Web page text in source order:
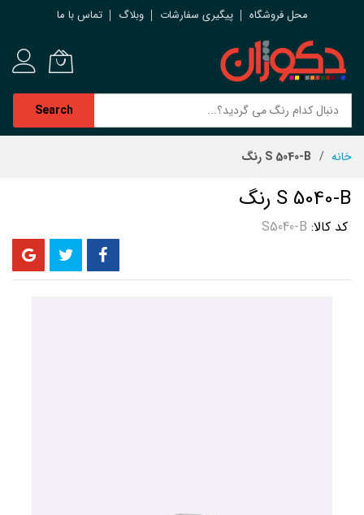
محل فروشگاه پیگیری سفارشات وبلاگ تماس با ما
Search
خانه S 5040-B رنگ
S 5040-B رنگ
کد کالا S5040-B